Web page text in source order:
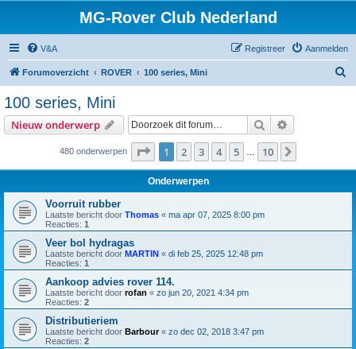
MG-Rover Club Nederland
V&A Aanmelden
Registreer
Forumoverzicht ROVER 100 series, Mini
100 series, Mini
Nieuw onderwerp Zoek
480 onderwerpen Pagina van 10
1 2 3 4 5 10
Onderwerpen
Voorruit rubber
Laatste bericht door Thomas « ma apr 07, 2025 8:00 pm
Reacties: 1
Veer bol hydragas
Laatste bericht door MARTIN « di feb 25, 2025 12:48 pm
Reacties: 1
Aankoop advies rover 114.
Laatste bericht door rofan « zo jun 20, 2021 4:34 pm
Reacties: 2
Distributieriem
Laatste bericht door Barbour« zo dec 02, 2018 3:47 pm
Reacties: 2